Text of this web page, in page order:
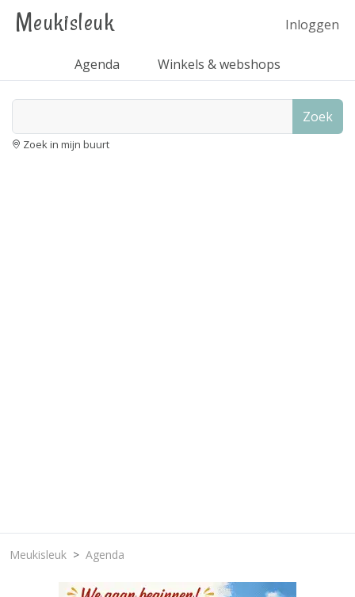
Meukisleuk Inloggen
Agenda Winkels & webshops
Zoek
Zoek in mijn buurt
Meukisleuk Agenda